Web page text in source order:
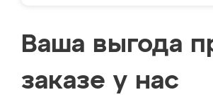
Ваша выгода
заказе у нас